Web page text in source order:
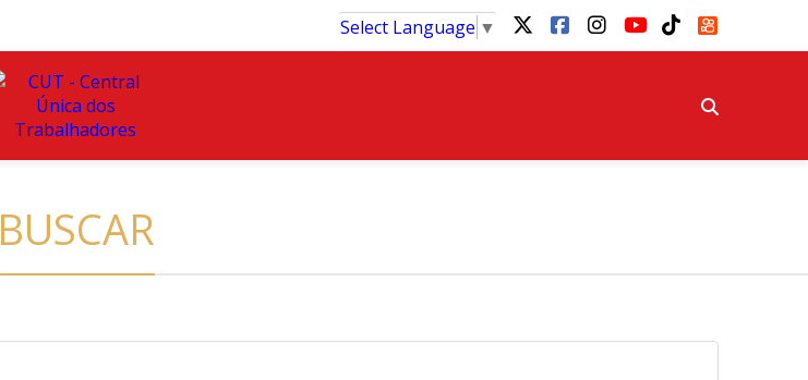
Select Language ▼
BUSCAR